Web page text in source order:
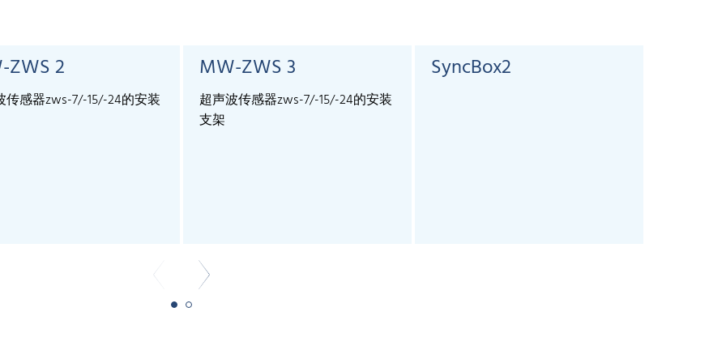
ZWS 2
传感器zws-7/-15/-24的安装
MW-ZWS 3
超声波传感器zws-7/-15/-24的安装
支架
SyncBox2